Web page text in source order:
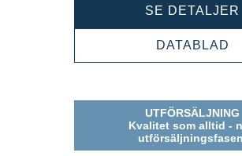
SE DETALJER
DATABLAD
UTFÖRSÄLJNING
Kvalitet som alltid -